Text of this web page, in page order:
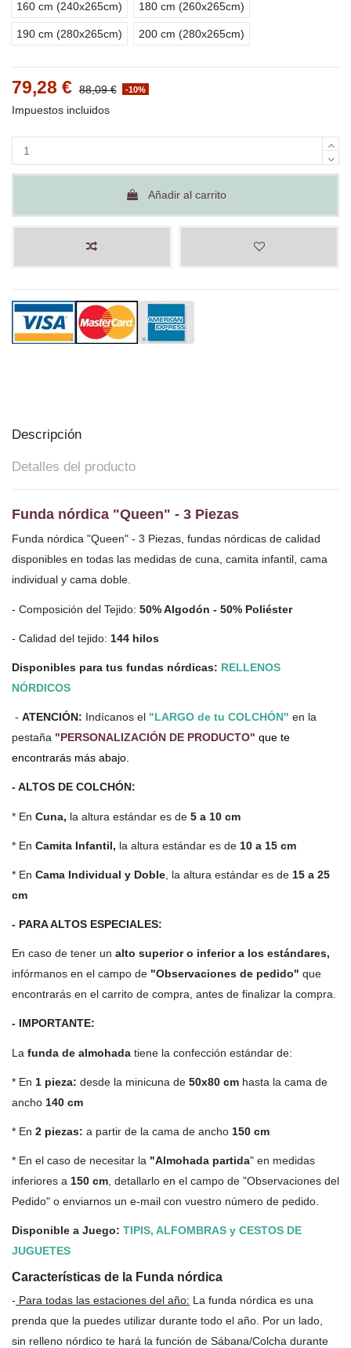
160 cm (240x265cm) 180 cm (260x265cm)
190 cm (280x265cm) 200 cm (280x265cm)
79,28 € 88,09 € -10%
Impuestos incluidos
Añadir al carrito
Descripción
Detalles del producto
Funda nórdica "Queen" - 3 Piezas
Funda nórdica "Queen" - 3 Piezas, fundas nórdicas de calidad
disponibles en todas las medidas de cuna, camita infantil, cama
individual y cama doble.
- Composición del Tejido: 50% Algodón - 50% Poliéster
- Calidad del tejido: 144 hilos
Disponibles para tus fundas nórdicas: RELLENOS
NÓRDICOS
- ATENCIÓN: Indícanos el "LARGO de tu COLCHÓN" en la
pestaña "PERSONALIZACIÓN DE PRODUCTO" que te
encontrarás más abajo.
- ALTOS DE COLCHÓN:
* En Cuna, la altura estándar es de 5 a 10 cm
* En Camita Infantil, la altura estándar es de 10 a 15 cm
* En Cama Individual y Doble , la altura estándar es de 15 a 25
cm
- PARA ALTOS ESPECIALES:
En caso de tener un alto superior o inferior a los estándares,
infórmanos en el campo de "Observaciones de pedido" que
encontrarás en el carrito de compra, antes de finalizar la compra.
- IMPORTANTE:
La funda de almohada tiene la confección estándar de:
* En 1 pieza: desde la minicuna de 50x80 cm hasta la cama de
ancho 140 cm
* En 2 piezas: a partir de la cama de ancho 150 cm
* En el caso de necesitar la "Almohada partida" en medidas
inferiores a 150 cm, detallarlo en el campo de "Observaciones del
Pedido" o enviarnos un e-mail con vuestro número de pedido.
Disponible a Juego: TIPIS, ALFOMBRAS y CESTOS DE
JUGUETES
Características de la Funda nórdica
- Para todas las estaciones del año: La funda nórdica es una
prenda que la puedes utilizar durante todo el año. Por un lado,
sin relleno nórdico te hará la función de Sábana/Colcha durante